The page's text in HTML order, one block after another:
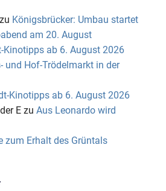
Königsbrücker: Umbau startet
am 20. August
Kinotipps ab 6. August 2026
und Hof-Trödelmarkt in der
Kinotipps ab 6. August 2026
Ezu Aus Leonardo wird
zum Erhalt des Grüntals